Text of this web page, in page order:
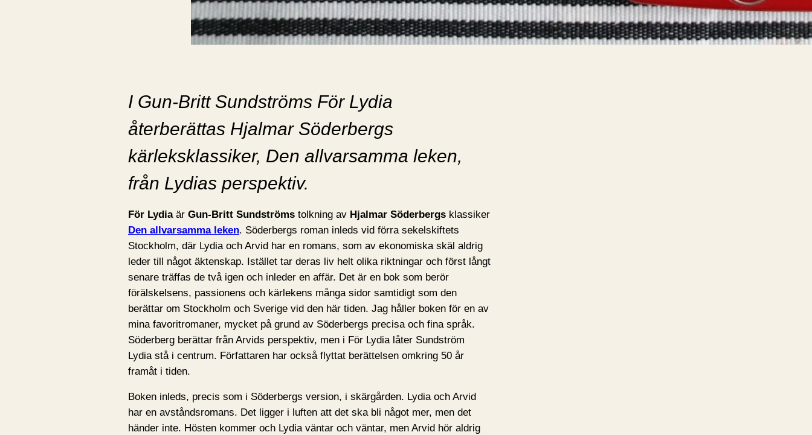
I Gun-Britt Sundströms För Lydia
återberättas Hjalmar Söderbergs
kärleksklassiker, Den allvarsamma leken,
från Lydias perspektiv.
För Lydiaär Gun-Britt Sundströms tolkning av Hjalmar Söderbergs klassiker
Den allvarsamma leken. Söderbergs roman inleds vid förra sekelskiftets
Stockholm, där Lydia och Arvid har en romans, som av ekonomiska skäl aldrig
leder till något äktenskap. Istället tar deras liv helt olika riktningar och först långt
senare träffas de två igen och inleder en affär. Det är en bok som berör
förälskelsens, passionens och kärlekens många sidor samtidigt som den
berättar om Stockholm och Sverige vid den här tiden. Jag håller boken för en av
mina favoritromaner, mycket på grund av Söderbergs precisa och fina språk.
Söderberg berättar från Arvids perspektiv, men i För Lydia låter Sundström
Lydia stå i centrum. Författaren har också flyttat berättelsen omkring 50 år
framåt i tiden.
Boken inleds, precis som i Söderbergs version, i skärgården. Lydia och Arvid
har en avståndsromans. Det ligger i luften att det ska bli något mer, men det
händer inte. Hösten kommer och Lydia väntar och väntar, men Arvid hör aldrig
BokblommaomRent hus av Alia
Trabucco Zerán